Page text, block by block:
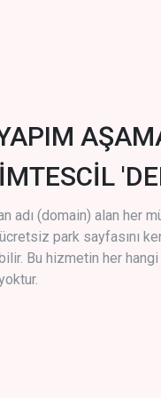
adı (domain) alan her
park sayfasını
Bu hizmetin her